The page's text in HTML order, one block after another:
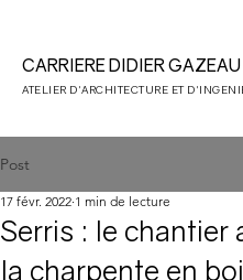
CARRIERE DIDIERGAZEAU
ATELIER D'ARCHITECTURE ET
Post
Serris : le chantier
la charpente en
17 févr. 2022 1 min de lecture